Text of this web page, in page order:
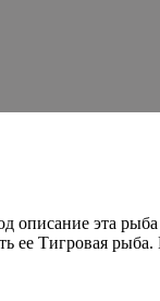
эта
ее Тигровая